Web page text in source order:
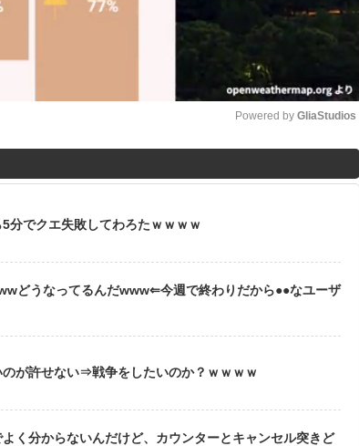
Powered by GliaStudios
分でクエ失敗してわろたｗｗｗｗ
どうなってるんだwww⇐今週で終わりだから●●なユーザ
のが許せない⇒戦争をしたいのか？ｗｗｗｗ
く分からないんだけど、カウンターとキャンセル突きど